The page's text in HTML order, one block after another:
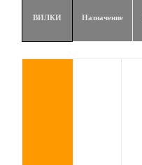
ВИЛКИ Назначение